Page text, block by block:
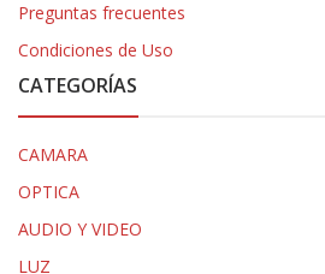
Preguntas frecuentes
Condiciones de Uso
CATEGORÍAS
CAMARA
OPTICA
AUDIO Y VIDEO
LUZ